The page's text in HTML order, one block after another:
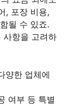
, 포장 비용,
될 수 있죠.
사항을 고려하
양한 업체에
여부 등 특별